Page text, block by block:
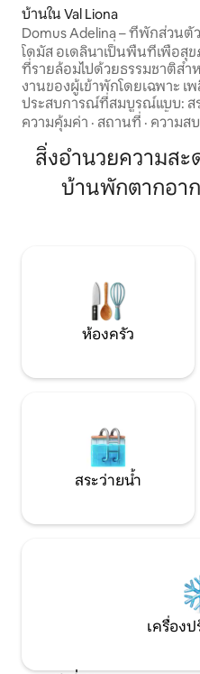
บ้านใน Val Liona
Domus Adelina – ที่พักส่วนตั
ธรรมชาติและเพื่อสุขภาพ
โดมัส อเดลินาเป็นพื้นที่เพื่อสุ
ที่รายล้อมไปด้วยธรรมชาติสำ
งานของผู้เข้าพักโดยเฉพาะ เ
ประสบการณ์ที่สมบูรณ์แบบ: ส
ดาดฟ้า ซาวน่า และอ่างน้ำร้อน
ระบบทำความร้อน สมบูรณ์แบ
ฤดูกาล สถานที่ที่ออกแบบมาเ
ตัดขาดจากโลกภายนอก ใช้ชีวิ
และฟื้นฟูพลัง สิ่งที่คุณจะพบ: • ห้องนั่งเล่น
ปิกนิกที่มีอุปกรณ์ครบครัน
ความคุ้มค่า · สถานที่ · ความส
สิ่งอำนวยความส
บ้านพักตากอา
ห้องครัว
สระว่ายน้ำ
เครื่อง